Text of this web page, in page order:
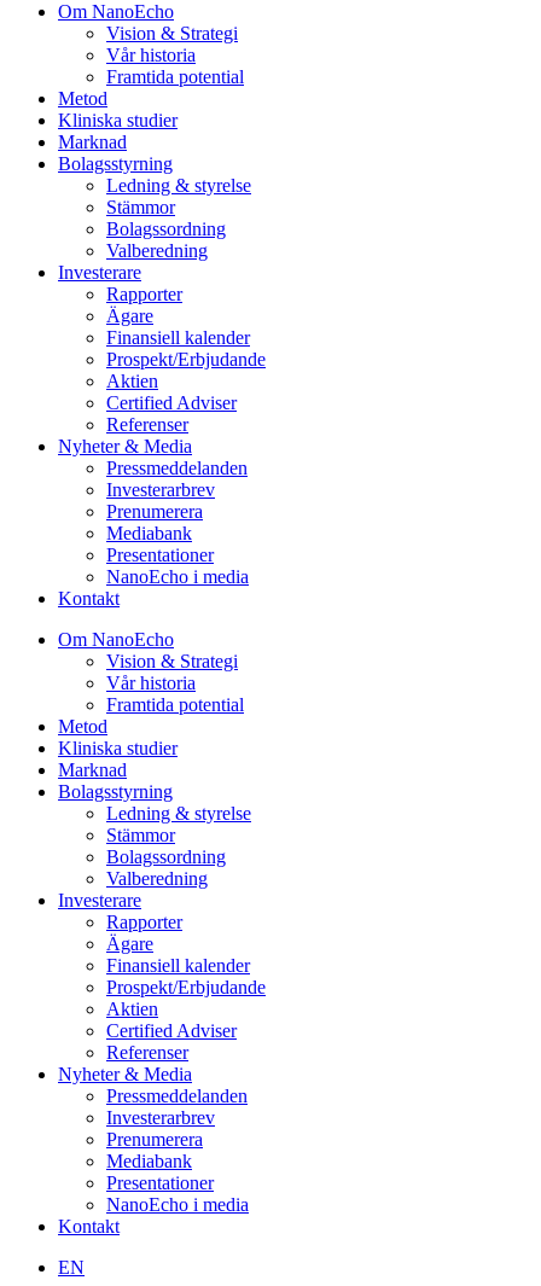
Om NanoEcho
Vision & Strategi
Vår historia
Framtida potential
Metod
Kliniska studier
Marknad
Bolagsstyrning
Ledning & styrelse
Stämmor
Bolagssordning
Valberedning
Investerare
Rapporter
Ägare
Finansiell kalender
Prospekt/Erbjudande
Aktien
Certified Adviser
Referenser
Nyheter & Media
Pressmeddelanden
Investerarbrev
Prenumerera
Mediabank
Presentationer
NanoEcho i media
Kontakt
Om NanoEcho
Vision & Strategi
Vår historia
Framtida potential
Metod
Kliniska studier
Marknad
Bolagsstyrning
Ledning & styrelse
Stämmor
Bolagssordning
Valberedning
Investerare
Rapporter
Ägare
Finansiell kalender
Prospekt/Erbjudande
Aktien
Certified Adviser
Referenser
Nyheter & Media
Pressmeddelanden
Investerarbrev
Prenumerera
Mediabank
Presentationer
NanoEcho i media
Kontakt
EN